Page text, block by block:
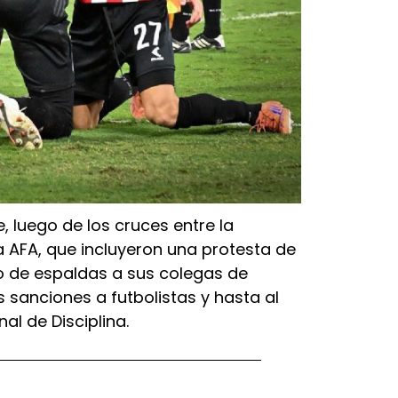
luego de los cruces entre la
AFA, que incluyeron una protesta de
de espaldas a sus colegas de
sanciones a futbolistas y hasta al
de Disciplina.